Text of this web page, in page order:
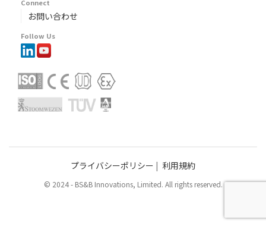
Connect
お問い合わせ
Follow Us
プライバシーポリシー | 利用規約
© 2024 - BS&B Innovations, Limited. All rights reserved.